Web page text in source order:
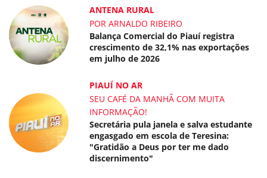
ANTENA RURAL
POR ARNALDO RIBEIRO
Balança Comercial do Piauí registra
crescimento de 32,1% nas exportações
em julho de 2026
PIAUÍ NO AR
SEU CAFÉ DA MANHÃ COM MUITA
INFORMAÇÃO!
Secretária pula janela e salva estudante
engasgado em escola de Teresina:
"Gratidão a Deus por ter me dado
discernimento"